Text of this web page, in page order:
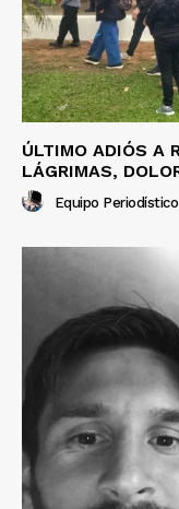
ÚLTIMO ADIÓS A
LÁGRIMAS,
Equipo Periodístico